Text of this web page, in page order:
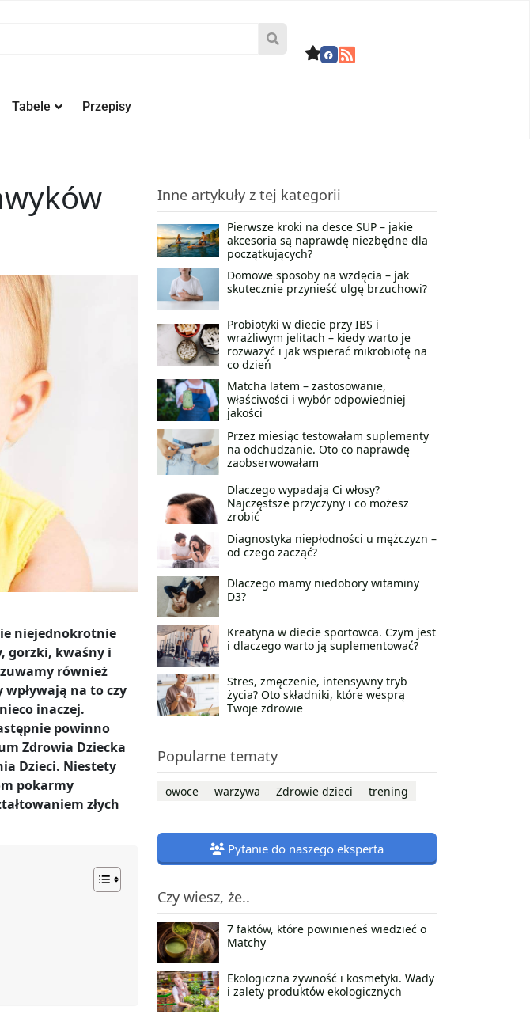
Tabele Przepisy
niejednokrotnie
gorzki, kwaśny i
również
na to czy
inaczej.
powinno
Zdrowia Dziecka
Dzieci. Niestety
pokarmy
złych
Inne artykuły z tej kategorii
Pierwsze kroki na desce SUP – jakie
akcesoria są naprawdę niezbędne dla
początkujących?
Domowe sposoby na wzdęcia – jak
skutecznie przynieść ulgę brzuchowi?
Probiotyki w diecie przy IBS i
wrażliwym jelitach – kiedy warto je
rozważyć i jak wspierać mikrobiotę na
co dzień
Matcha latem – zastosowanie,
właściwości i wybór odpowiedniej
jakości
Przez miesiąc testowałam suplementy
na odchudzanie. Oto co naprawdę
zaobserwowałam
Dlaczego wypadają Ci włosy?
Najczęstsze przyczyny i co możesz
zrobić
Diagnostyka niepłodności u mężczyzn –
od czego zacząć?
Dlaczego mamy niedobory witaminy
D3?
Kreatyna w diecie sportowca. Czym jest
i dlaczego warto ją suplementować?
Stres, zmęczenie, intensywny tryb
życia? Oto składniki, które wesprą
Twoje zdrowie
Popularne tematy
owoce warzywa Zdrowie dzieci trening
Pytanie do naszego eksperta
Czy wiesz, że..
7 faktów, które powinieneś wiedzieć o
Matchy
Ekologiczna żywność i kosmetyki. Wady
i zalety produktów ekologicznych